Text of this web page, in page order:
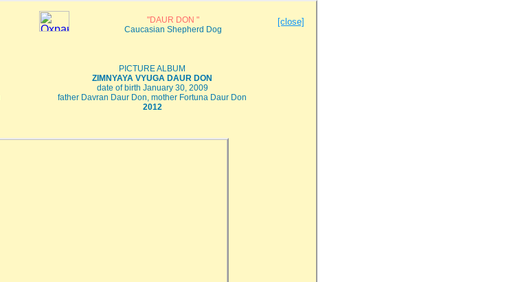
"DAUR DON "
Caucasian Shepherd Dog
[close]
PICTURE ALBUM
ZIMNYAYA VYUGA DAUR DON
date of birth January 30, 2009
father Davran Daur Don, mother Fortuna Daur Don
2012